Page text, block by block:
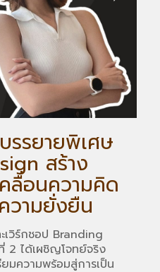
รรยายพิเศษ
สร้าง
ลื่อนความคิด
วามยั่งยืน
เวิร์กชอป Branding
2 ได้เผชิญโจทย์จริง
มความพร้อมสู่การเป็น